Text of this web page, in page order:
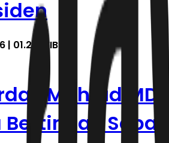
| 01.27 WIB
Mahfud
Bertindak